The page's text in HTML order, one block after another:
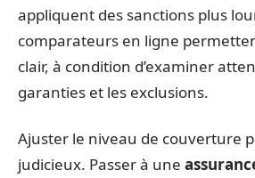
appliquent des sanctions plus
comparateurs en ligne
clair, à condition d’examiner
garanties et les exclusions.
Ajuster le niveau de couverture
judicieux. Passer à une